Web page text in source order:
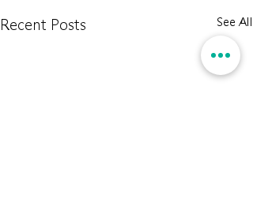
Recent Posts See All